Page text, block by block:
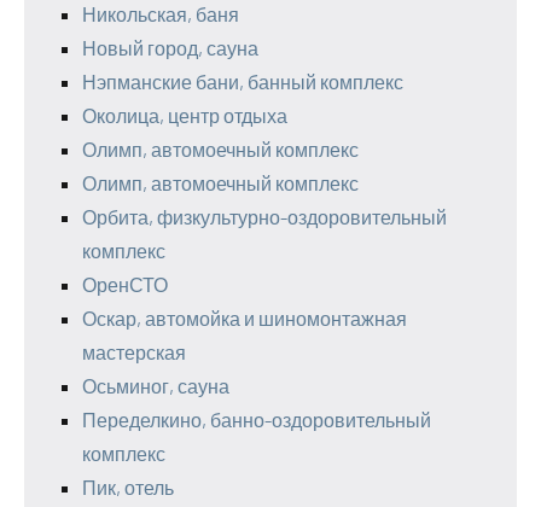
Никольская, баня
Новый город, сауна
Нэпманские бани, банный комплекс
Околица, центр отдыха
Олимп, автомоечный комплекс
Олимп, автомоечный комплекс
Орбита, физкультурно-оздоровительный
комплекс
ОренСТО
Оскар, автомойка и шиномонтажная
мастерская
Осьминог, сауна
Переделкино, банно-оздоровительный
комплекс
Пик, отель